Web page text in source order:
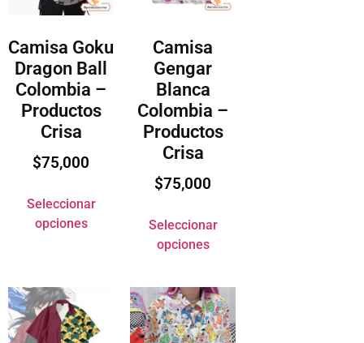
Camisa Goku
Dragon Ball
Colombia –
Productos
Crisa
$75,000
Seleccionar
opciones
Camisa
Gengar
Blanca
Colombia –
Productos
Crisa
$75,000
Seleccionar
opciones